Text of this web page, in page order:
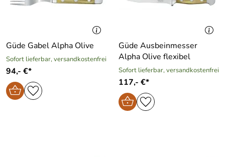
Güde Gabel Alpha Olive
Sofort lieferbar, versandkostenfrei
94,- €*
Güde Ausbeinmesser
Alpha Olive flexibel
Sofort lieferbar, versandkostenfrei
117,- €*